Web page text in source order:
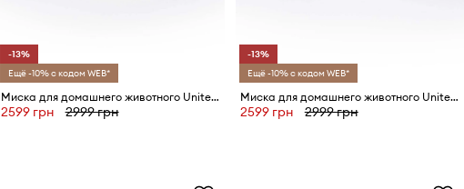
-13%
Ещё -10% с кодом WEB*
Миска для домашнего животного United Pets Les Alpes x Seletti
2599 грн 2999 грн
-13%
Ещё -10% с кодом WEB*
Миска для домашнего животного United Pets New York x Seletti
2599 грн 2999 грн